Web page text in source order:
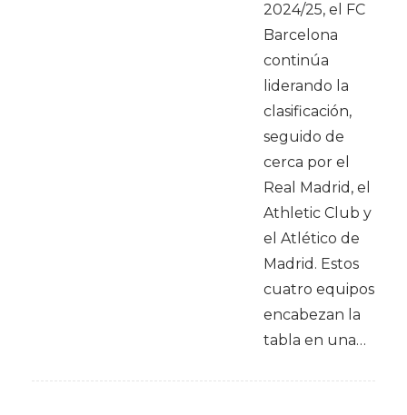
2024/25, el FC
Barcelona
continúa
liderando la
clasificación,
seguido de
cerca por el
Real Madrid, el
Athletic Club y
el Atlético de
Madrid. Estos
cuatro equipos
encabezan la
tabla en una…